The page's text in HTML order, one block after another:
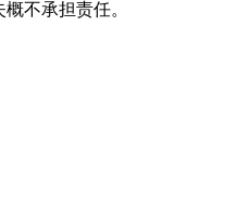
不承担责任。